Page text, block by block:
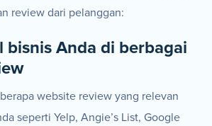
review dari pelanggan:
bisnis Anda di berbagai
website review yang relevan
seperti Yelp, Angie’s List, Google